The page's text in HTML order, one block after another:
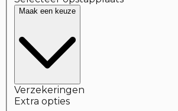
Maak een keuze
Verzekeringen
Extra opties